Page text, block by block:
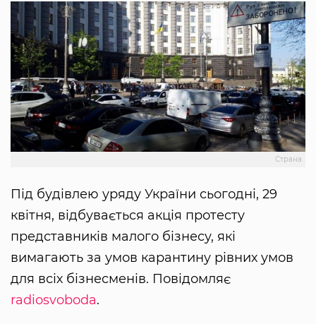
Страна
Під будівлею уряду України сьогодні, 29
квітня, відбувається акція протесту
представників малого бізнесу, які
вимагають за умов карантину рівних умов
для всіх бізнесменів. Повідомляє
radiosvoboda.